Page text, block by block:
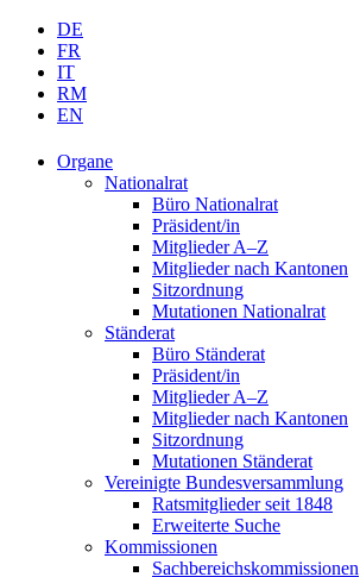
DE
FR
IT
RM
EN
Organe
Nationalrat
Büro Nationalrat
Präsident/in
Mitglieder A–Z
Mitglieder nach Kantonen
Sitzordnung
Mutationen Nationalrat
Ständerat
Büro Ständerat
Präsident/in
Mitglieder A–Z
Mitglieder nach Kantonen
Sitzordnung
Mutationen Ständerat
Vereinigte Bundesversammlung
Ratsmitglieder seit 1848
Erweiterte Suche
Kommissionen
Sachbereichskommissionen